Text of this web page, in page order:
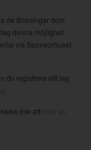
de föreningar dom
denna möjlighet
via Sponsorhuset.
du registrera ditt lag
inte att höra av